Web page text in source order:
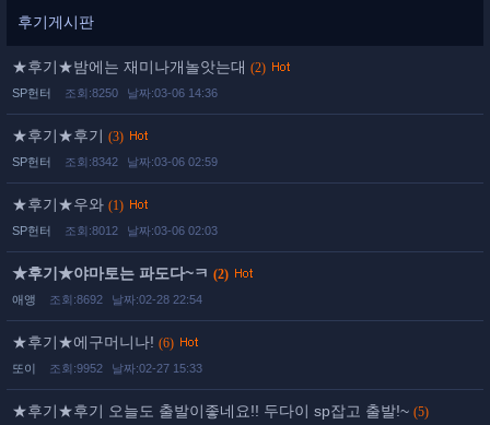
후기게시판
★후기★밤에는 재미나개놀앗는대 (2)
SP헌터 조회:8250 날짜:03-06 14:36
★후기★후기 (3)
SP헌터 조회:8342 날짜:03-06 02:59
★후기★우와 (1)
SP헌터 조회:8012 날짜:03-06 02:03
★후기★야마토는 파도다~ㅋ (2)
애앵 조회:8692 날짜:02-28 22:54
★후기★에구머니나! (6)
또이 조회:9952 날짜:02-27 15:33
★후기★후기 오늘도 출발이좋네요!! 두다이 sp잡고 출발!~ (5)